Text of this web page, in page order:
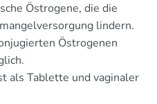
Östrogene, die die
lindern.
Östrogenen
als Tablette und vaginaler